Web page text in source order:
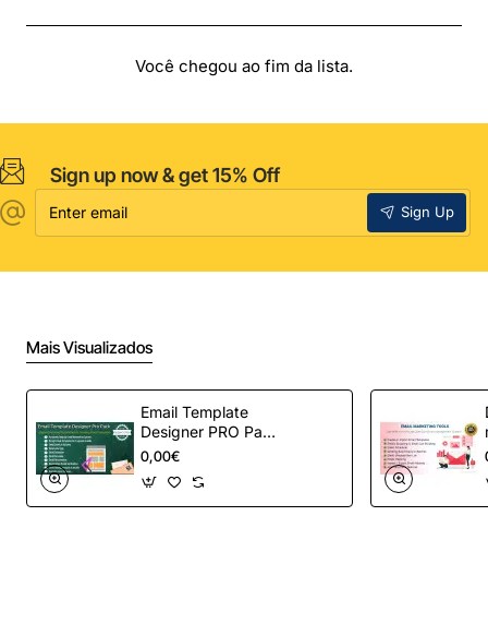
Você chegou ao fim da lista.
Sign up now & get 15% Off
Enter
email
Sign Up
Mais Visualizados
Email Template
Designer PRO Pack
– Automação de e-
mail definitiva para
OpenCart
0,00€